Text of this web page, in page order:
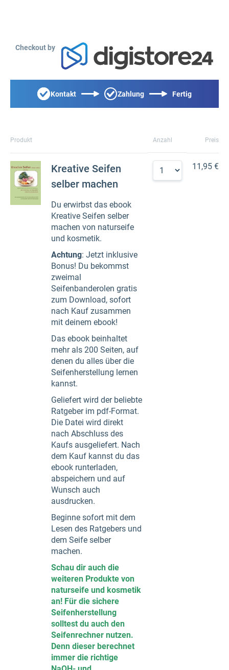
Checkout by
Kontakt Zahlung Fertig
Produkt Anzahl Preis
Kreative Seifen
selber machen
Du erwirbst das ebook
Kreative Seifen selber
machen von naturseife
und kosmetik.
Achtung: Jetzt inklusive
Bonus! Du bekommst
zweimal
Seifenbanderolen gratis
zum Download, sofort
nach Kauf zusammen
mit deinem ebook!
Das ebook beinhaltet
mehr als 200 Seiten, auf
denen du alles über die
Seifenherstellung lernen
kannst.
Geliefert wird der beliebte
Ratgeber im pdf-Format.
Die Datei wird direkt
nach Abschluss des
Kaufs ausgeliefert. Nach
dem Kauf kannst du das
ebook runterladen,
abspeichern und auf
Wunsch auch
ausdrucken.
Beginne sofort mit dem
Lesen des Ratgebers und
dem Seife selber
machen.
Schau dir auch die
weiteren Produkte von
naturseife und kosmetik
an! Für die sichere
Seifenherstellung
solltest du auch den
Seifenrechner nutzen.
Denn dieser berechnet
immer die richtige
11,95 €